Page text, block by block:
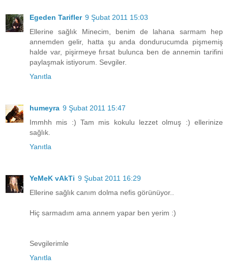
Egeden Tarifler 9 Şubat 2011 15:03
Ellerine sağlık Minecim, benim de lahana sarmam hep
annemden gelir, hatta şu anda dondurucumda pişmemiş
halde var, pişirmeye fırsat bulunca ben de annemin tarifini
paylaşmak istiyorum. Sevgiler.
Yanıtla
humeyra 9 Şubat 2011 15:47
Immhh mis :) Tam mis kokulu lezzet olmuş :) ellerinize
sağlık.
Yanıtla
YeMeK vAkTi 9 Şubat 2011 16:29
Ellerine sağlık canım dolma nefis görünüyor..
Hiç sarmadım ama annem yapar ben yerim :)
Sevgilerimle
Yanıtla